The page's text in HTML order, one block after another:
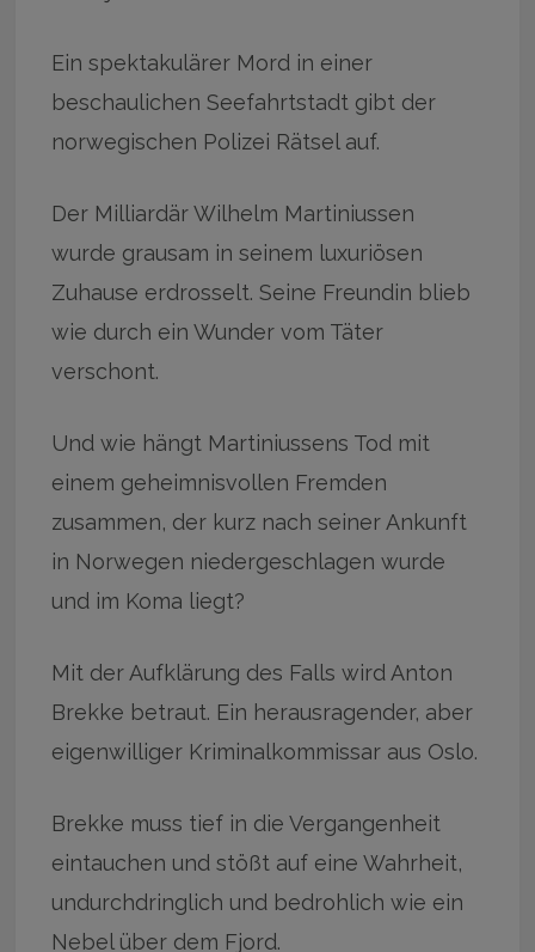
Ein spektakulärer Mord in einer
beschaulichen Seefahrtstadt gibt der
norwegischen Polizei Rätsel auf.
Der Milliardär Wilhelm Martiniussen
wurde grausam in seinem luxuriösen
Zuhause erdrosselt. Seine Freundin blieb
wie durch ein Wunder vom Täter
verschont.
Und wie hängt Martiniussens Tod mit
einem geheimnisvollen Fremden
zusammen, der kurz nach seiner Ankunft
in Norwegen niedergeschlagen wurde
und im Koma liegt?
Mit der Aufklärung des Falls wird Anton
Brekke betraut. Ein herausragender, aber
eigenwilliger Kriminalkommissar aus Oslo.
Brekke muss tief in die Vergangenheit
eintauchen und stößt auf eine Wahrheit,
undurchdringlich und bedrohlich wie ein
Nebel über dem Fjord.